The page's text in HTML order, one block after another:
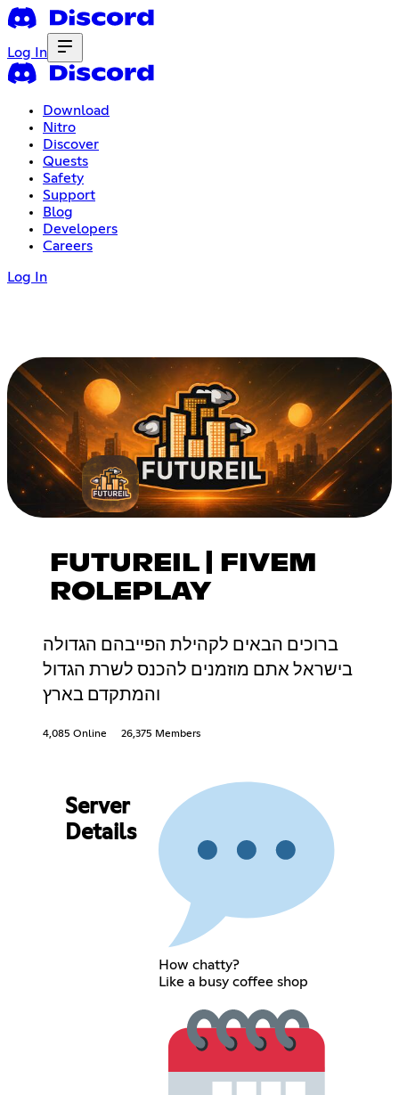
Log In
Download
Nitro
Discover
Quests
Safety
Support
Blog
Developers
Careers
Log In
FUTUREIL | FIVEM
ROLEPLAY
ברוכים הבאים לקהילת הפייבהם הגדולה
בישראל אתם מוזמנים להכנס לשרת הגדול
והמתקדם בארץ
4,085 Online 26,375 Members
Server
Details
How chatty?
Like a busy coffee shop